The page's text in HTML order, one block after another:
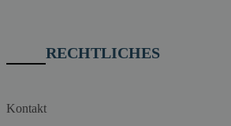
RECHTLICHES
Kontakt